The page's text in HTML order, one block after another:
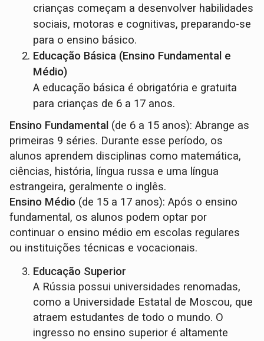
crianças começam a desenvolver habilidades
sociais, motoras e cognitivas, preparando-se
para o ensino básico.
Educação Básica (Ensino Fundamental e
Médio)
A educação básica é obrigatória e gratuita
para crianças de 6 a 17 anos.
Ensino Fundamental (de 6 a 15 anos): Abrange as
primeiras 9 séries. Durante esse período, os
alunos aprendem disciplinas como matemática,
ciências, história, língua russa e uma língua
estrangeira, geralmente o inglês.
Ensino Médio (de 15 a 17 anos): Após o ensino
fundamental, os alunos podem optar por
continuar o ensino médio em escolas regulares
ou instituições técnicas e vocacionais.
Educação Superior
A Rússia possui universidades renomadas,
como a Universidade Estatal de Moscou, que
atraem estudantes de todo o mundo. O
ingresso no ensino superior é altamente